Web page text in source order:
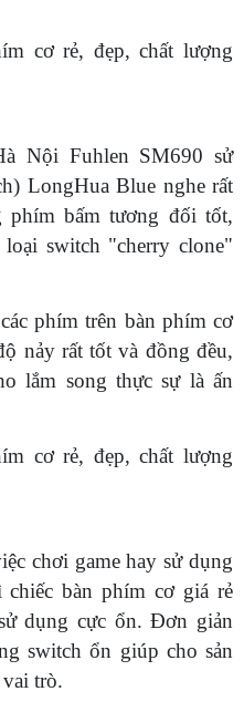
Nội Fuhlen SM690 sử
LongHua Blue nghe rất
phím bấm tương đối tốt,
switch "cherry clone"
phím trên bàn phím cơ
nảy rất tốt và đồng đều,
lắm song thực sự là ấn
chơi game hay sử dụng
bàn phím cơ giá rẻ
dụng cực ổn. Đơn giản
switch ổn giúp cho sản
trò.